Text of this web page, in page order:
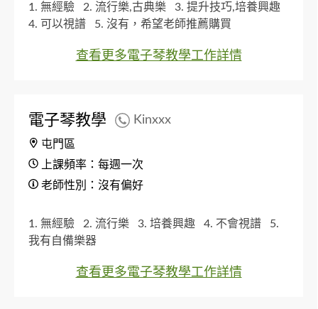
1. 無經驗 2. 流行樂,古典樂
3. 提升技巧,培養興趣
4. 可以視譜
5. 沒有，希望老師推薦購買
查看更多電子琴教學工作詳情
電子琴教學 Kinxxx
屯門區
上課頻率：每週一次
老師性別：沒有偏好
1. 無經驗 2. 流行樂 3. 培養興趣 4. 不會視譜
5.
我有自備樂器
查看更多電子琴教學工作詳情